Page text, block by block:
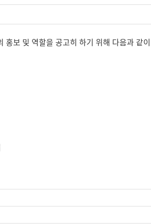
보 및 역할을 공고히 하기 위해 다음과 같